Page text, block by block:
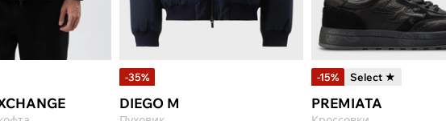
-35%
DIEGO M
-15% Select ★
PREMIATA